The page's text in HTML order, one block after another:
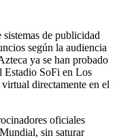
sistemas de publicidad
según la audiencia
ya se han probado
Estadio SoFi en Los
directamente en el
oficiales
sin saturar